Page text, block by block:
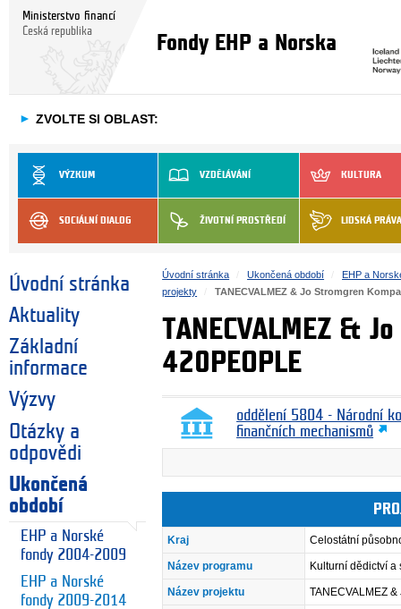
Ministerstvo financí
Česká republika
Fondy EHP a Norska
► ZVOLTE SI OBLAST:
VÝZKUM VZDĚLÁVÁNÍ KULTURA
SOCIÁLNÍ DIALOG ŽIVOTNÍ PROSTŘEDÍ LIDSKÁ PRÁVA
Úvodní stránka
Aktuality
Základní
informace
Výzvy
Otázky a
odpovědi
Ukončená
období
EHP a Norské
fondy 2004-2009
EHP a Norské
fondy 2009-2014
Úvodní stránka Ukončená období
EHP a
projekty
TANECVALMEZ & Jo Stromgren
TANECVALMEZ &
420PEOPLE
oddělení 5804 - Národní
finančních mechanismů
Kraj Celostátní
Název programu Kulturní dědictví
Název projektu TANECVALMEZ